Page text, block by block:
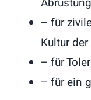
– für
Kultur
– für
– für ein